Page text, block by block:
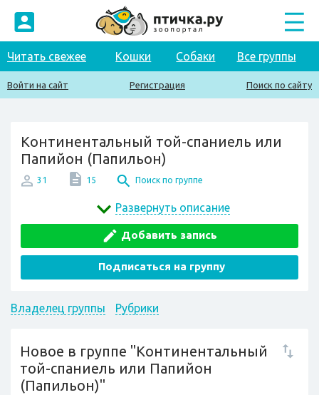
Читать свежее Кошки Собаки Все группы
Войти на сайт Регистрация Поиск по сайту
Континентальный той-спаниель или
Папийон (Папильон)
31 15 Поиск по группе
Развернуть описание
Добавить запись
Подписаться на группу
Владелец группы Рубрики
Новое в группе "Континентальный
той-спаниель или Папийон
(Папильон)"